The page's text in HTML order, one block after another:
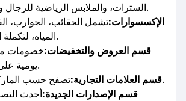
السترات، والملابس الرياضية للرجال والنساء والأطفال.
الإكسسوارات:تشمل الحقائب، الجوارب،
المياه، لتكملة الإطلالة الرياضية.
قسم العروض والتخفيضات:خصومات
يومية على منتجات مختارة.
قسم العلامات التجارية:تصفح حسب الماركة المفضلة لديك.
قسم الإصدارات الجديدة:أحدث